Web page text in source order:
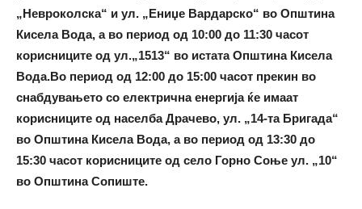
„Невроколска“ и ул. „Ениџе Вардарско“ во Општина
Кисела Вода, а во период од 10:00 до 11:30 часот
корисниците од ул.„1513“ во истата Општина Кисела
Вода.Во период од 12:00 до 15:00 часот прекин во
снабдувањето со електрична енергија ќе имаат
корисниците од населба Драчево, ул. „14-та Бригада“
во Општина Кисела Вода, а во период од 13:30 до
15:30 часот корисниците од село Горно Соње ул. „10“
во Општина Сопиште.